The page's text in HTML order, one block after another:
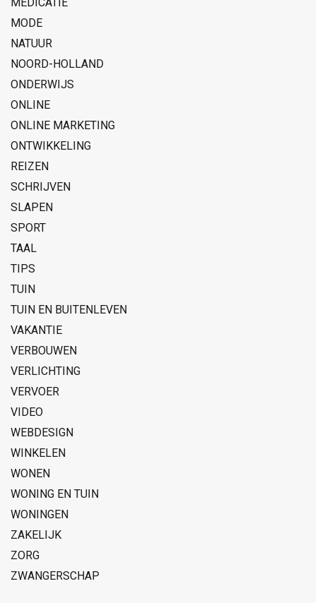
MODE
NATUUR
NOORD-HOLLAND
ONDERWIJS
ONLINE
ONLINE MARKETING
ONTWIKKELING
REIZEN
SCHRIJVEN
SLAPEN
SPORT
TAAL
TIPS
TUIN
TUIN EN BUITENLEVEN
VAKANTIE
VERBOUWEN
VERLICHTING
VERVOER
VIDEO
WEBDESIGN
WINKELEN
WONEN
WONING EN TUIN
WONINGEN
ZAKELIJK
ZORG
ZWANGERSCHAP